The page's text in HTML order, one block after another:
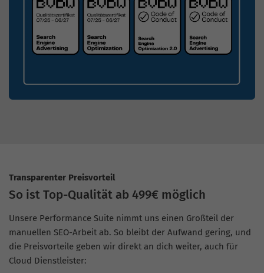
Transparenter Preisvorteil
So ist Top-Qualität ab 499€ möglich
Unsere Performance Suite nimmt uns einen Großteil der
manuellen SEO-Arbeit ab. So bleibt der Aufwand gering, und
die Preisvorteile geben wir direkt an dich weiter, auch für
Cloud Dienstleister: